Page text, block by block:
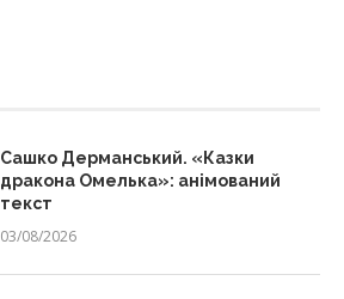
Сашко Дерманський. «Казки
дракона Омелька»: анімований
текст
03/08/2026